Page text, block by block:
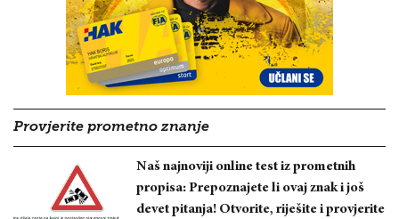
Provjerite prometno znanje
Naš najnoviji online test iz prometnih
propisa: Prepoznajete li ovaj znak i još
devet pitanja! Otvorite, riješite i provjerite